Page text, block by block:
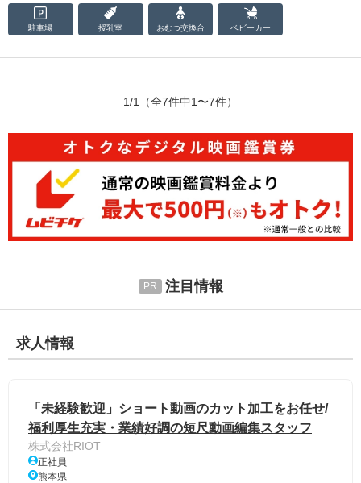
駐車場 授乳室 おむつ交換台 ベビーカー
1/1 （全7件中1〜7件）
注目情報
求人情報
「未経験歓迎」ショート動画のカット加工をお任せ/
福利厚生充実・業績好調の短尺動画編集スタッフ
株式会社RIOT
正社員
熊本県